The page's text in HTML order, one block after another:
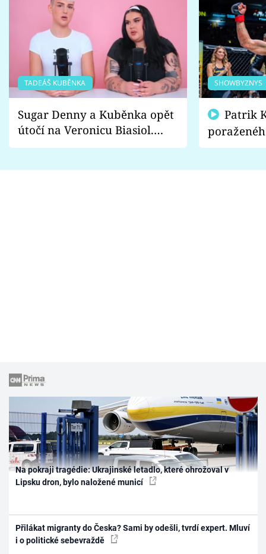
TADEÁŠ KUBĚNKA
Sugar Denny a Kuběnka opět
útočí na Veronicu Biasiol.
Proč je podle nich falešná a
SHOWBYZNYS
fanoušci
Na pokraji tragédie: Ukrajinské letadlo, které ohrožoval v
Lipsku dron, bylo naložené municí
Přilákat migranty do Česka? Sami by odešli, tvrdí expert. Mluví
i o politické sebevraždě